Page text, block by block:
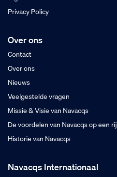
Privacy Policy
Over ons
Contact
Over ons
Nieuws
Veelgestelde vragen
Missie & Visie van Navacqs
De voordelen van Navacqs op een rij
Historie van Navacqs
Navacqs Internationaal